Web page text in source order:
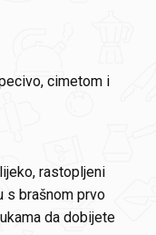
cimetom i
rastopljeni
s brašnom prvo
da dobijete